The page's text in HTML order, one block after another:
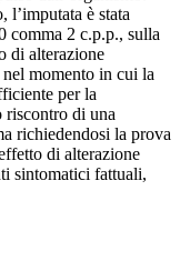
è stata
comma 2 c.p.p., sulla
di alterazione
nel momento in cui la
per la
riscontro di una
richiedendosi la prova
di alterazione
sintomatici fattuali,